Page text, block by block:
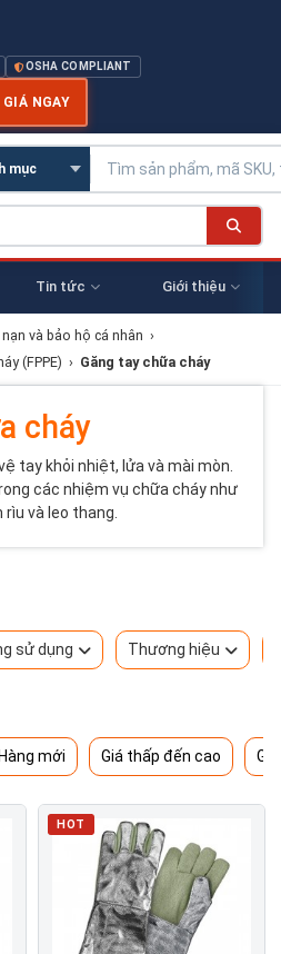
OSHA COMPLIANT
GIÁ NGAY
Tin tức Giới thiệu
và bảo hộ cá nhân ›
(FPPE) › Găng tay chữa cháy
cháy
tay khỏi nhiệt, lửa và mài mòn.
các nhiệm vụ chữa cháy như
và leo thang.
sử dụng Thương hiệu
Hàng mới Giá thấp đến cao
HOT